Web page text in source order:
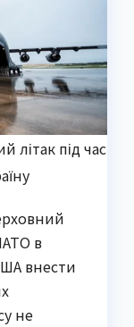
літак під час
в
внести
не